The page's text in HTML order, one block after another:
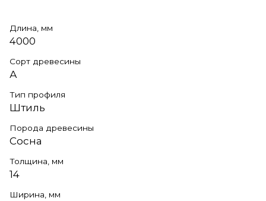
Длина, мм
4000
Сорт древесины
А
Тип профиля
Штиль
Порода древесины
Сосна
Толщина, мм
14
Ширина, мм